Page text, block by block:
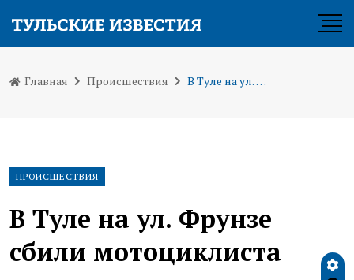
Главная Происшествия В Туле на ул. Фрунзе сбили мотоциклиста
ПРОИСШЕСТВИЯ
В Туле на ул. Фрунзе
сбили мотоциклиста